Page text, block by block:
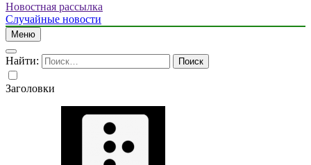
Новостная рассылка
Случайные новости
Меню
Найти:
Заголовки